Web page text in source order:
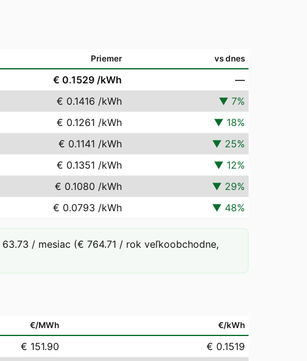
Priemer vs dnes
€ 0.1529 /kWh
—
€ 0.1416 /kWh ▼ 7%
€ 0.1261 /kWh ▼ 18%
€ 0.1141 /kWh ▼ 25%
€ 0.1351 /kWh ▼ 12%
€ 0.1080 /kWh ▼ 29%
€ 0.0793 /kWh ▼ 48%
/ mesiac (€ 764.71 / rok veľkoobchodne,
€/MWh €/kWh
€ 151.90
€ 0.1519